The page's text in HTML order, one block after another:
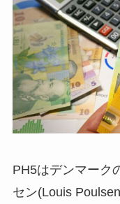
PH5はデンマーク
セン(Louis